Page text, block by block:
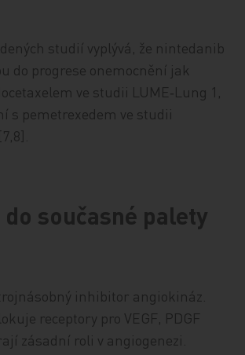
studií vyplývá, že nintedanib
do progrese onemocnění jak
ve studii LUME‑Lung 1,
s pemetrexedem ve studii
současné palety
inhibitor angiokináz.
receptory pro VEGF, PDGF
zásadní roli v angiogenezi.